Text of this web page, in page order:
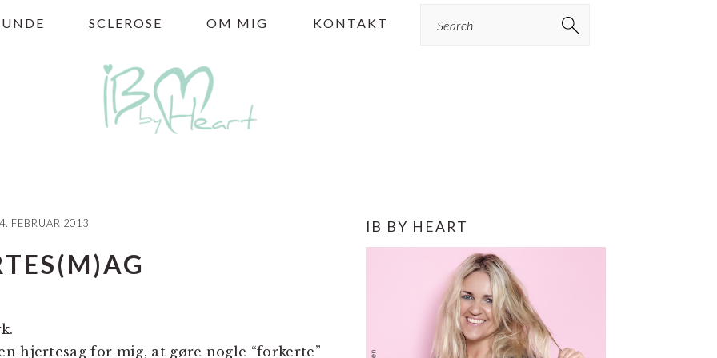
SCLEROSE OM MIG KONTAKT
FEBRUAR 2013
hjertesag for mig, at gøre nogle “forkerte”
PRIMÆR
IB BY HEART